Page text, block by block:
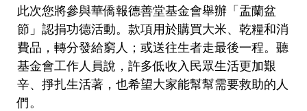
此次您將參與華僑報德善堂基金會舉辦「盂蘭盆
節」認捐功德活動。款項用於購買大米、乾糧和消
費品，轉分發給窮人；或送往生者走最後一程。聽
基金會工作人員說，許多低收入民眾生活更加艱
辛、掙扎生活著，也希望大家能幫幫需要救助的人
們。